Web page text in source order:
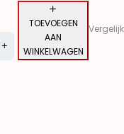
TOEVOEGEN
AAN
WINKELWAGEN
Vergelijk